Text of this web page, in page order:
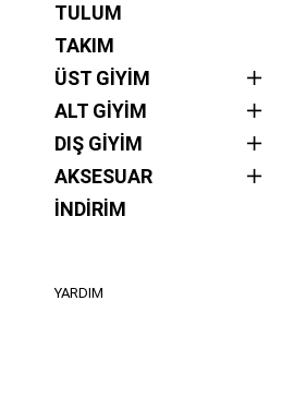
TULUM
TAKIM
ÜST GİYİM
ALT GİYİM
DIŞ GİYİM
AKSESUAR
İNDİRİM
YARDIM